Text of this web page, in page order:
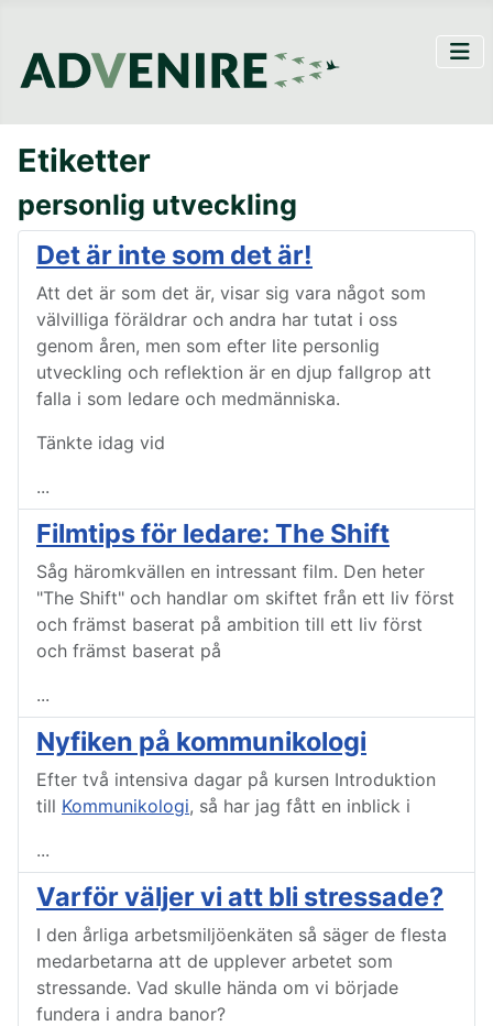
Etiketter
personlig utveckling
Det är inte som det är!
Att det är som det är, visar sig vara något som
välvilliga föräldrar och andra har tutat i oss
genom åren, men som efter lite personlig
utveckling och reflektion är en djup fallgrop att
falla i som ledare och medmänniska.
Tänkte idag vid
...
Filmtips för ledare: The Shift
Såg häromkvällen en intressant film. Den heter
"The Shift" och handlar om skiftet från ett liv först
och främst baserat på ambition till ett liv först
och främst baserat på
...
Nyfiken på kommunikologi
Efter två intensiva dagar på kursen Introduktion
till Kommunikologi, så har jag fått en inblick i
...
Varför väljer vi att bli stressade?
I den årliga arbetsmiljöenkäten så säger de flesta
medarbetarna att de upplever arbetet som
stressande. Vad skulle hända om vi började
fundera i andra banor?